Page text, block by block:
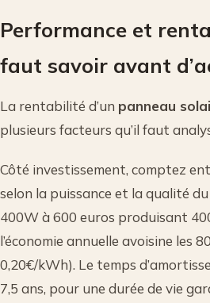
Performance et
faut savoir avant
La rentabilité d’un panneau
plusieurs facteurs qu’il faut
Côté investissement, comptez
selon la puissance et la qualité
400W à 600 euros produisant
l’économie annuelle avoisine les
0,20€/kWh). Le temps
7,5 ans, pour une durée de vie